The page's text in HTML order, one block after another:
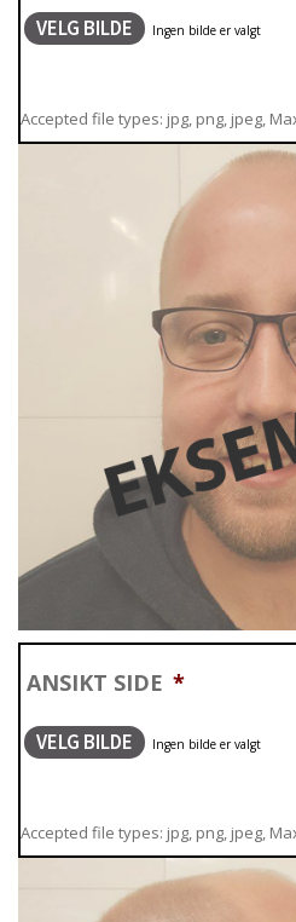
VELG BILDE
Accepted file types: jpg, png, jpeg,
ANSIKT SIDE *
VELG BILDE
Accepted file types: jpg, png, jpeg,